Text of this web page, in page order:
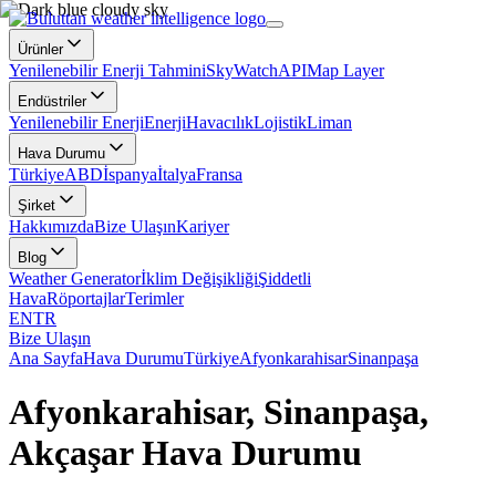
Ürünler
Yenilenebilir Enerji TahminiSkyWatchAPIMap Layer
Endüstriler
Yenilenebilir EnerjiEnerjiHavacılıkLojistikLiman
Hava Durumu
TürkiyeABDİspanyaİtalyaFransa
Şirket
HakkımızdaBize UlaşınKariyer
Blog
Weather Generatorİklim DeğişikliğiŞiddetli
HavaRöportajlarTerimler
ENTR
Bize Ulaşın
Ana SayfaHava DurumuTürkiyeAfyonkarahisarSinanpaşa
Afyonkarahisar, Sinanpaşa,
Akçaşar Hava Durumu